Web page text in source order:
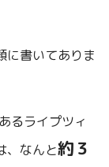
書いてありま
るライプツィ
、なんと約３